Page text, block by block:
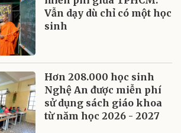
Vẫn dạy dù chỉ có một học
sinh
Hơn 208.000 học sinh
Nghệ An được miễn phí
sử dụng sách giáo khoa
từ năm học 2026 - 2027